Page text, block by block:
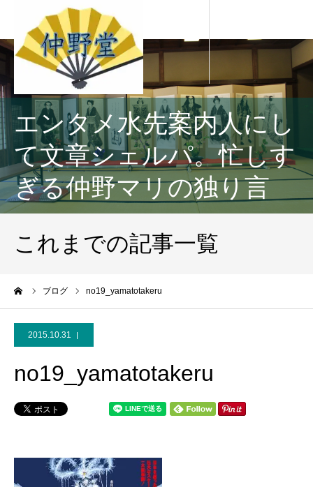
エンタメ水先案内人にし
て文章シェルパ。忙しす
ぎる仲野マリの独り言
これまでの記事一覧
ブログ no19_yamatotakeru
2015.10.31
no19_yamatotakeru